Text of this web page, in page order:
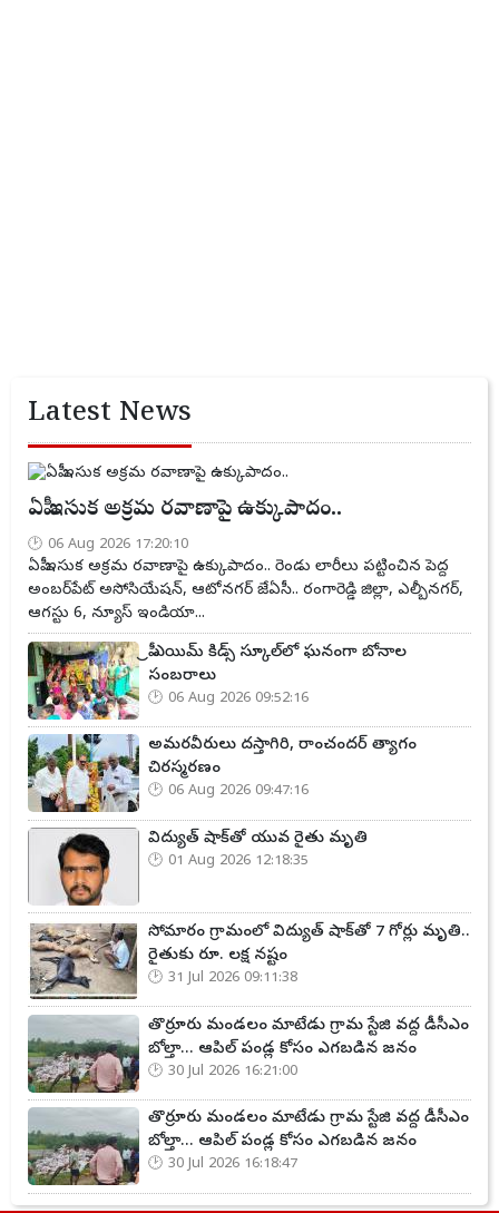
Latest News
ఏపీ ఇసుక అక్రమ రవాణాపై ఉక్కుపాదం..
06 Aug 2026 17:20:10
ఏపీ ఇసుక అక్రమ రవాణాపై ఉక్కుపాదం.. రెండు లారీలు పట్టించిన పెద్ద
అంబర్‌పేట్ అసోసియేషన్, ఆటోనగర్ జేఏసీ.. రంగారెడ్డి జిల్లా, ఎల్బీనగర్,
ఆగస్టు 6, న్యూస్ ఇండియా...
ప్రీ ఎయిమ్ కిడ్స్ స్కూల్‌లో ఘనంగా బోనాల
సంబరాలు
06 Aug 2026 09:52:16
అమరవీరులు దస్తాగిరి, రాంచందర్ త్యాగం
చిరస్మరణం
06 Aug 2026 09:47:16
విద్యుత్ షాక్‌తో యువ రైతు మృతి
01 Aug 2026 12:18:35
సోమారం గ్రామంలో విద్యుత్ షాక్‌తో 7 గోర్లు మృతి..
రైతుకు రూ. లక్ష నష్టం
31 Jul 2026 09:11:38
తొర్రూరు మండలం మాటేడు గ్రామ స్టేజి వద్ద డీసీఎం
బోల్తా... ఆపిల్ పండ్ల కోసం ఎగబడిన జనం
30 Jul 2026 16:21:00
తొర్రూరు మండలం మాటేడు గ్రామ స్టేజి వద్ద డీసీఎం
బోల్తా... ఆపిల్ పండ్ల కోసం ఎగబడిన జనం
30 Jul 2026 16:18:47